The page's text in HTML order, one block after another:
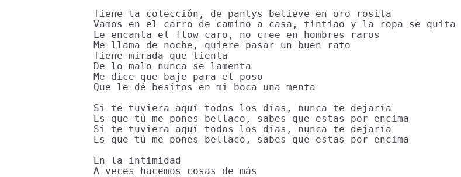
Tiene la colección, de pantys believe en oro rosita
Vamos en el carro de camino a casa, tintiao y la ropa se quita
Le encanta el flow caro, no cree en hombres raros
Me llama de noche, quiere pasar un buen rato
Tiene mirada que tienta
De lo malo nunca se lamenta
Me dice que baje para el poso
Que le dé besitos en mi boca una menta
Si te tuviera aquí todos los días, nunca te dejaría
Es que tú me pones bellaco, sabes que estas por encima
Si te tuviera aquí todos los días, nunca te dejaría
Es que tú me pones bellaco, sabes que estas por encima
En la intimidad
A veces hacemos cosas de más